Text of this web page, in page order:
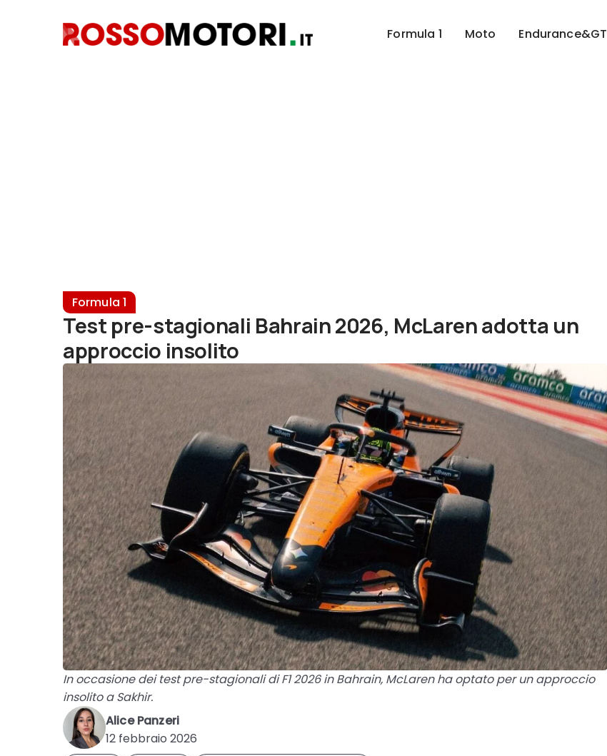
Formula 1 Moto Endurance&GT
Formula 1
Test pre-stagionali Bahrain 2026, McLaren adotta un
approccio insolito
In occasione dei test pre-stagionali di F1 2026 in Bahrain, McLaren ha optato per un approccio
insolito a Sakhir.
Alice Panzeri
12 febbraio 2026